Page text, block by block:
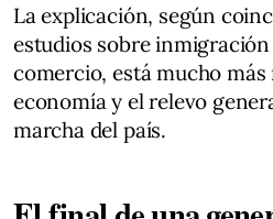
La explicación, según
estudios sobre
comercio, está mucho
economía y el relevo
marcha del país.